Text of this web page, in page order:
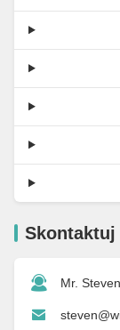
Skontaktuj
Mr. Steven